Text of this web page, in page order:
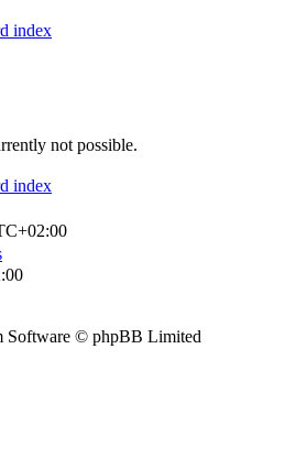
index
not possible.
index
Software © phpBB Limited